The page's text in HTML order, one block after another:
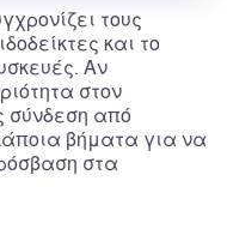
τους
και το
Αν
στον
σύνδεση από
βήματα για να
στα